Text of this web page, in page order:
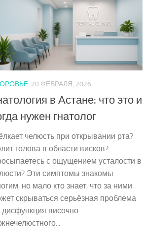
20 ФЕВРАЛЯ, 2026
в Астане: что это и
нужен гнатолог
челюсть при открывании рта?
голова в области висков?
с ощущением усталости в
Эти симптомы знакомы
но мало кто знает, что за ними
скрываться серьёзная проблема
височно-